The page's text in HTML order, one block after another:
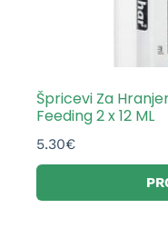
Špricevi Za
Feeding 2 x 12 ML
5.30€